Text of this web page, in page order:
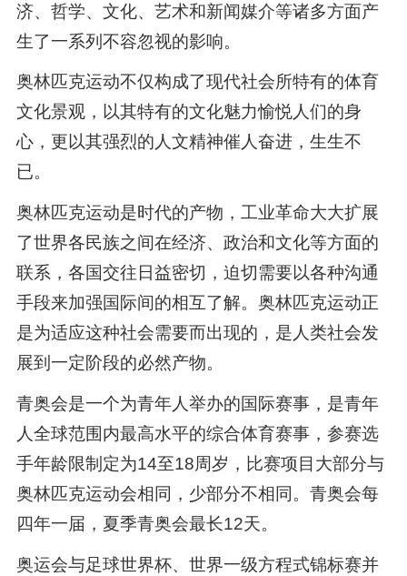
济、哲学、文化、艺术和新闻媒介等诸多方面产
生了一系列不容忽视的影响。
奥林匹克运动不仅构成了现代社会所特有的体育
文化景观，以其特有的文化魅力愉悦人们的身
心，更以其强烈的人文精神催人奋进，生生不
已。
奥林匹克运动是时代的产物，工业革命大大扩展
了世界各民族之间在经济、政治和文化等方面的
联系，各国交往日益密切，迫切需要以各种沟通
手段来加强国际间的相互了解。奥林匹克运动正
是为适应这种社会需要而出现的，是人类社会发
展到一定阶段的必然产物。
青奥会是一个为青年人举办的国际赛事，是青年
人全球范围内最高水平的综合体育赛事，参赛选
手年龄限制定为14至18周岁，比赛项目大部分与
奥林匹克运动会相同，少部分不相同。青奥会每
四年一届，夏季青奥会最长12天。
奥运会与足球世界杯、世界一级方程式锦标赛并